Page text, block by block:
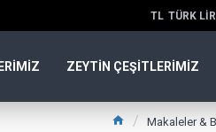
TL TÜRK
ZEYTIN ÇEŞITLERIMIZ
Makaleler &